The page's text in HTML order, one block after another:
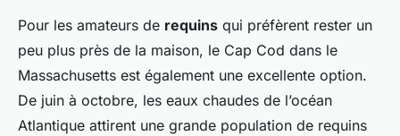
Pour les amateurs de requins qui préfèrent rester un
peu plus près de la maison, le Cap Cod dans le
Massachusetts est également une excellente option.
De juin à octobre, les eaux chaudes de l’océan
Atlantique attirent une grande population de requins